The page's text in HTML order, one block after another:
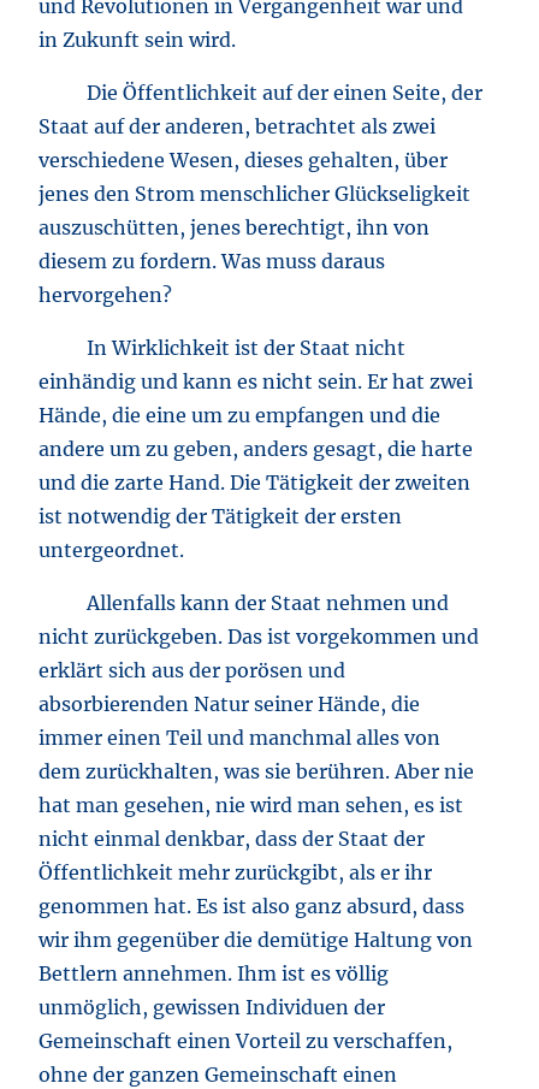
und Revolutionen in Vergangenheit war und
in Zukunft sein wird.
Die Öffentlichkeit auf der einen Seite, der
Staat auf der anderen, betrachtet als zwei
verschiedene Wesen, dieses gehalten, über
jenes den Strom menschlicher Glückseligkeit
auszuschütten, jenes berechtigt, ihn von
diesem zu fordern. Was muss daraus
hervorgehen?
In Wirklichkeit ist der Staat nicht
einhändig und kann es nicht sein. Er hat zwei
Hände, die eine um zu empfangen und die
andere um zu geben, anders gesagt, die harte
und die zarte Hand. Die Tätigkeit der zweiten
ist notwendig der Tätigkeit der ersten
untergeordnet.
Allenfalls kann der Staat nehmen und
nicht zurückgeben. Das ist vorgekommen und
erklärt sich aus der porösen und
absorbierenden Natur seiner Hände, die
immer einen Teil und manchmal alles von
dem zurückhalten, was sie berühren. Aber nie
hat man gesehen, nie wird man sehen, es ist
nicht einmal denkbar, dass der Staat der
Öffentlichkeit mehr zurückgibt, als er ihr
genommen hat. Es ist also ganz absurd, dass
wir ihm gegenüber die demütige Haltung von
Bettlern annehmen. Ihm ist es völlig
unmöglich, gewissen Individuen der
Gemeinschaft einen Vorteil zu verschaffen,
ohne der ganzen Gemeinschaft einen